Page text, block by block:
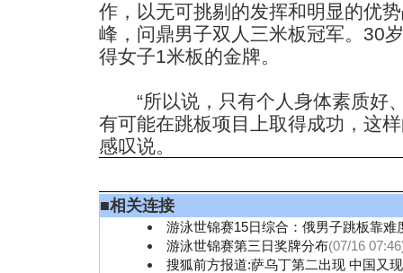
作，以无可挑剔的发挥和明显的优
峰，问鼎男子双人三米板冠军。30
得女子1米板的金牌。
“所以说，只有个人身体素质好
有可能在跳板项目上取得成功，这
感叹说。
■相关连接
游泳世锦赛15日综合：俄男子跳板靠难
游泳世锦赛第三日奖牌分布(07/16
搜狐前方报道:萨乌丁第二出现 中国又